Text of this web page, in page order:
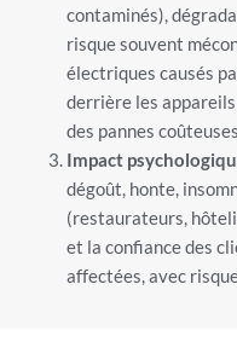
contaminés),
risque souvent
électriques causés
derrière les
des pannes
Impact
dégoût, honte,
(restaurateurs,
et la confiance des
affectées, avec